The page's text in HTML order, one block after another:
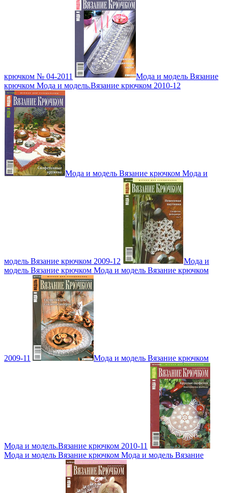
крючком № 04-2011
Мода и модель Вязание
крючком Мода и модель.Вязание крючком 2010-12
Мода и модель Вязание крючком Мода и
модель Вязание крючком 2009-12
Мода и
модель Вязание крючком Мода и модель Вязание крючком
2009-11 Мода и модель Вязание крючком
Мода и модель.Вязание крючком 2010-11
Мода и модель Вязание крючком Мода и модель Вязание